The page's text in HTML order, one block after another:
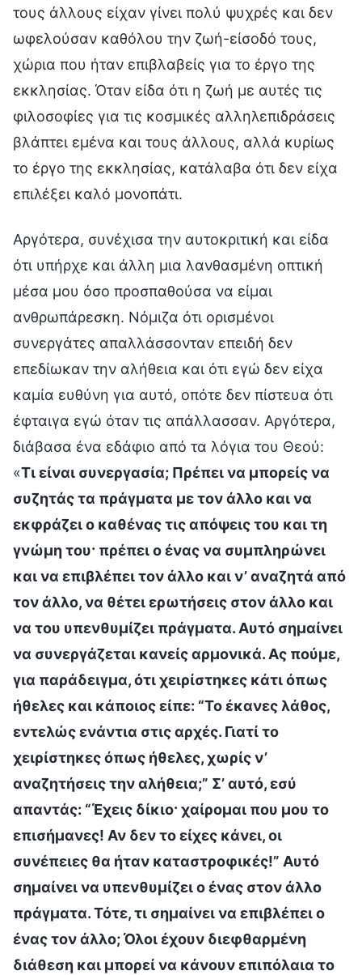
τους άλλους είχαν γίνει πολύ ψυχρές και δεν
ωφελούσαν καθόλου την ζωή-είσοδό τους,
χώρια που ήταν επιβλαβείς για το έργο της
εκκλησίας. Όταν είδα ότι η ζωή με αυτές τις
φιλοσοφίες για τις κοσμικές αλληλεπιδράσεις
βλάπτει εμένα και τους άλλους, αλλά κυρίως
το έργο της εκκλησίας, κατάλαβα ότι δεν είχα
επιλέξει καλό μονοπάτι.
Αργότερα, συνέχισα την αυτοκριτική και είδα
ότι υπήρχε και άλλη μια λανθασμένη οπτική
μέσα μου όσο προσπαθούσα να είμαι
ανθρωπάρεσκη. Νόμιζα ότι ορισμένοι
συνεργάτες απαλλάσσονταν επειδή δεν
επεδίωκαν την αλήθεια και ότι εγώ δεν είχα
καμία ευθύνη για αυτό, οπότε δεν πίστευα ότι
έφταιγα εγώ όταν τις απάλλασσαν. Αργότερα,
διάβασα ένα εδάφιο από τα λόγια του Θεού:
«Τι είναι συνεργασία; Πρέπει να μπορείς να
συζητάς τα πράγματα με τον άλλο και να
εκφράζει ο καθένας τις απόψεις του και τη
γνώμη του· πρέπει ο ένας να συμπληρώνει
και να επιβλέπει τον άλλο και ν’ αναζητά από
τον άλλο, να θέτει ερωτήσεις στον άλλο και
να του υπενθυμίζει πράγματα. Αυτό σημαίνει
να συνεργάζεται κανείς αρμονικά. Ας πούμε,
για παράδειγμα, ότι χειρίστηκες κάτι όπως
ήθελες και κάποιος είπε: “Το έκανες λάθος,
εντελώς ενάντια στις αρχές. Γιατί το
χειρίστηκες όπως ήθελες, χωρίς ν’
αναζητήσεις την αλήθεια;” Σ’ αυτό, εσύ
απαντάς: “Έχεις δίκιο· χαίρομαι που μου το
επισήμανες! Αν δεν το είχες κάνει, οι
συνέπειες θα ήταν καταστροφικές!” Αυτό
σημαίνει να υπενθυμίζει ο ένας στον άλλο
πράγματα. Τότε, τι σημαίνει να επιβλέπει ο
ένας τον άλλο; Όλοι έχουν διεφθαρμένη
διάθεση και μπορεί να κάνουν επιπόλαια το